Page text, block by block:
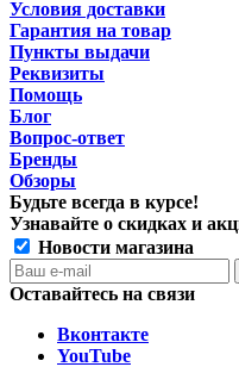
Условия доставки
Гарантия на товар
Пункты выдачи
Реквизиты
Помощь
Блог
Вопрос-ответ
Бренды
Обзоры
Будьте всегда в курсе!
Узнавайте о скидках и
Новости магазина
Оставайтесь на связи
Вконтакте
YouTube